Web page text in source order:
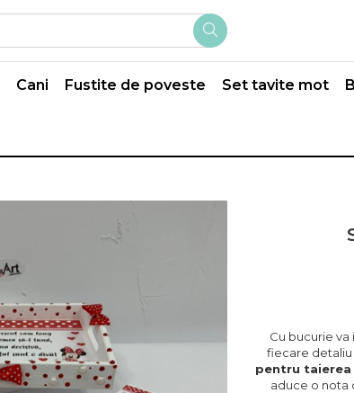
Cani Fustite de poveste Set tavite mot
Cu bucurie
fiecare detaliu
pentru
aduce o nota